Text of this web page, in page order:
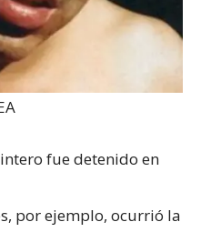
fue detenido en
por ejemplo, ocurrió la